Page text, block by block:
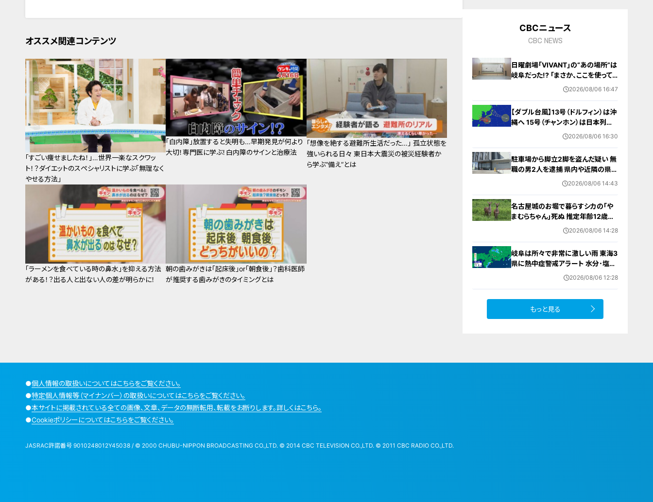
オススメ関連コンテンツ
「すごい痩せましたね！」…世界一楽なスクワッ
ト！？ダイエットのスペシャリストに学ぶ「無理なく
やせる方法」
「白内障」放置すると失明も…早期発見が何より
大切！専門医に学ぶ！白内障のサインと治療法
「想像を絶する避難所生活だった…」 孤立状態を
強いられる日々 東日本大震災の被災経験者か
ら学ぶ“備え”とは
「ラーメンを食べている時の鼻水」を抑える方法
がある！？出る人と出ない人の差が明らかに！
朝の歯みがきは「起床後」or「朝食後」？歯科医師
が推奨する歯みがきのタイミングとは
CBCニュース
CBC NEWS
日曜劇場｢VIVANT｣の“あの場所”は
岐阜だった!? ｢まさか、ここを使って
いるとは…｣ ロケ地にはファンの姿
2026/08/06 16:47
【ダブル台風】13号（ドルフィン）は沖
縄へ 15号（チャンホン）は日本列島
接近か その後を追う“雨雲”も日本へ
2026/08/06 16:30
駐車場から脚立2脚を盗んだ疑い 無
職の男2人を逮捕 県内や近隣の県で
相次ぐ窃盗事件との関連は… 愛知
2026/08/06 14:43
名古屋城のお堀で暮らすシカの｢や
まむらちゃん｣死ぬ 推定年齢12歳以
上 7月半ばから体調不良 母親とみら
2026/08/06 14:28
岐阜は所々で非常に激しい雨 東海3
県に熱中症警戒アラート 水分･塩分
補給など対策を 愛知･名古屋･岐阜･
2026/08/06 12:28
もっと見る
●個人情報の取扱いについてはこちらをご覧ください。
●特定個人情報等（マイナンバー）の取扱いについてはこちらをご覧ください。
●本サイトに掲載されている全ての画像、文章、データの無断転用、転載をお断りします。詳しくはこちら。
●Cookieポリシーについてはこちらをご覧ください。
JASRAC許諾番号 9010248012Y45038 / © 2000 CHUBU-NIPPON BROADCASTING CO.,LTD. © 2014 CBC TELEVISION CO.,LTD. © 2011 CBC RADIO CO.,LTD.